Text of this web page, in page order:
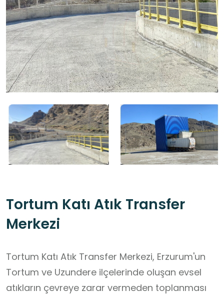
Tortum Katı Atık Transfer
Merkezi
Tortum Katı Atık Transfer Merkezi, Erzurum'un
Tortum ve Uzundere ilçelerinde oluşan evsel
atıkların çevreye zarar vermeden toplanması